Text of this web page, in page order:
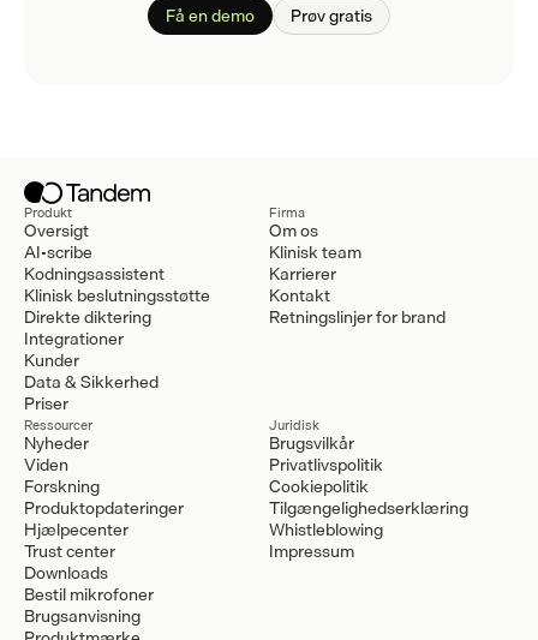
Få en demo Prøv gratis
Produkt
Oversigt
AI-scribe
Kodningsassistent
Klinisk beslutningsstøtte
Direkte diktering
Integrationer
Kunder
Data & Sikkerhed
Priser
Firma
Om os
Klinisk team
Karrierer
Kontakt
Retningslinjer for brand
Ressourcer
Nyheder
Viden
Forskning
Produktopdateringer
Hjælpecenter
Trust center
Downloads
Bestil mikrofoner
Brugsanvisning
Juridisk
Brugsvilkår
Privatlivspolitik
Cookiepolitik
Tilgængelighedserklæring
Whistleblowing
Impressum